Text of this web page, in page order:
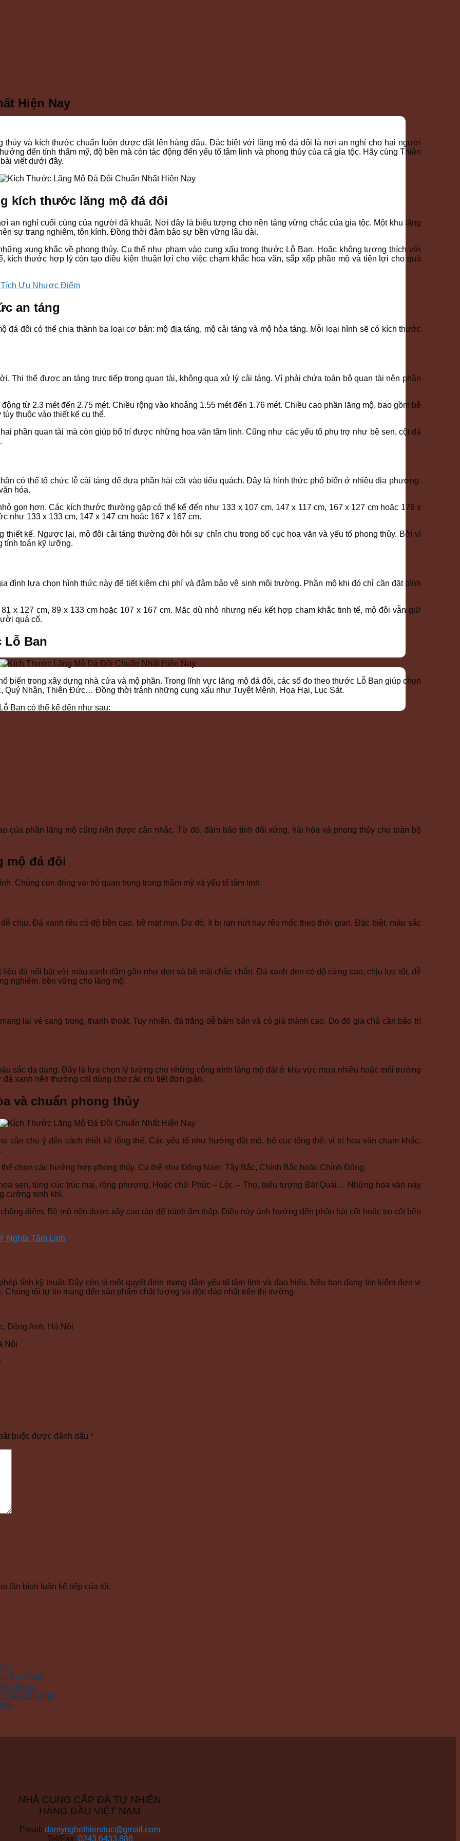
Hiện Nay
thủy và kích thước chuẩn luôn được đặt lên hàng đầu. Đặc biệt với lăng mộ đá đôi là nơi an nghỉ cho hai người
đến tính thẩm mỹ, độ bền mà còn tác động đến yếu tố tâm linh và phong thủy của cả gia tộc. Hãy cùng Thiên
viết dưới đây.
kích thước lăng mộ đá đôi
an nghỉ cuối cùng của người đã khuất. Nơi đây là biểu tượng cho nền tảng vững chắc của gia tộc. Một khu lăng
sự trang nghiêm, tôn kính. Đồng thời đảm bảo sự bền vững lâu dài.
xung khắc về phong thủy. Cụ thể như phạm vào cung xấu trong thước Lỗ Ban. Hoặc không tương thích với
kích thước hợp lý còn tạo điều kiện thuận lợi cho việc chạm khắc hoa văn, sắp xếp phần mộ và tiện lợi cho quá
Tích Ưu Nhược Điểm
an táng
đá đôi có thể chia thành ba loại cơ bản: mộ địa táng, mộ cải táng và mộ hỏa táng. Mỗi loại hình sẽ có kích thước
Thi thể được an táng trực tiếp trong quan tài, không qua xử lý cải táng. Vì phải chứa toàn bộ quan tài nên phần
từ 2.3 mét đến 2.75 mét. Chiều rộng vào khoảng 1.55 mét đến 1.76 mét. Chiều cao phần lăng mộ, bao gồm bệ
thuộc vào thiết kế cụ thể.
phần quan tài mà còn giúp bố trí được những hoa văn tâm linh. Cũng như các yếu tố phụ trợ như bệ sen, cột đá
có thể tổ chức lễ cải táng để đưa phần hài cốt vào tiểu quách. Đây là hình thức phổ biến ở nhiều địa phương.
hóa.
gọn hơn. Các kích thước thường gặp có thể kể đến như 133 x 107 cm, 147 x 117 cm, 167 x 127 cm hoặc 176 x
như 133 x 133 cm, 147 x 147 cm hoặc 167 x 167 cm.
kế. Ngược lại, mộ đôi cải táng thường đòi hỏi sự chỉn chu trong bố cục hoa văn và yếu tố phong thủy. Bởi vì
tính toán kỹ lưỡng.
đình lựa chọn hình thức này để tiết kiệm chi phí và đảm bảo vệ sinh môi trường. Phần mộ khi đó chỉ cần đặt bình
x 127 cm, 89 x 133 cm hoặc 107 x 167 cm. Mặc dù nhỏ nhưng nếu kết hợp chạm khắc tinh tế, mộ đôi vẫn giữ
quá cố.
Lỗ Ban
biến trong xây dựng nhà cửa và mộ phần. Trong lĩnh vực lăng mộ đá đôi, các số đo theo thước Lỗ Ban giúp chọn
Nhân, Thiên Đức… Đồng thời tránh những cung xấu như Tuyệt Mệnh, Họa Hại, Lục Sát.
Ban có thể kể đến như sau:
của phần lăng mộ cũng nên được cân nhắc. Từ đó, đảm bảo tính đối xứng, hài hòa và phong thủy cho toàn bộ
mộ đá đôi
Chúng còn đóng vai trò quan trọng trong thẩm mỹ và yếu tố tâm linh.
chịu. Đá xanh rêu có độ bền cao, bề mặt mịn. Do đó, ít bị rạn nứt hay rêu mốc theo thời gian. Đặc biệt, màu sắc
đá nổi bật với màu xanh đậm gần như đen và bề mặt chắc chắn. Đá xanh đen có độ cứng cao, chịu lực tốt, dễ
nghiêm, bền vững cho lăng mộ.
lại vẻ sang trọng, thanh thoát. Tuy nhiên, đá trắng dễ bám bẩn và có giá thành cao. Do đó gia chủ cần bảo trì
sắc đa dạng. Đây là lựa chọn lý tưởng cho những công trình lăng mộ đặt ở khu vực mưa nhiều hoặc môi trường
xanh nên thường chỉ dùng cho các chi tiết đơn giản.
và chuẩn phong thủy
cần chú ý đến cách thiết kế tổng thể. Các yếu tố như hướng đặt mộ, bố cục tổng thể, vị trí hoa văn chạm khắc,
chọn các hướng hợp phong thủy. Cụ thể như Đông Nam, Tây Bắc, Chính Bắc hoặc Chính Đông.
sen, tùng cúc trúc mai, rồng phượng. Hoặc chữ Phúc – Lộc – Thọ, biểu tượng Bát Quái… Những hoa văn này
cường sinh khí.
diêm. Bệ mộ nên được xây cao ráo để tránh ẩm thấp. Điều này ảnh hưởng đến phần hài cốt hoặc tro cốt bên
Nghĩa Tâm Linh
tính kỹ thuật. Đây còn là một quyết định mang đậm yếu tố tâm linh và đạo hiếu. Nếu bạn đang tìm kiếm đơn vị
tôi tự tin mang đến sản phẩm chất lượng và độc đáo nhất trên thị trường.
Đông Anh, Hà Nội
Nội
buộc được đánh dấu *
lần bình luận kế tiếp của tôi.
Âm Trạch
Dựng
Điều Cần Biết
NHÀ CUNG CẤP ĐÁ TỰ NHIÊN
HÀNG ĐẦU VIỆT NAM
Email: damynghethienduc@gmail.com
Tel/Fax: 0243.6433.888